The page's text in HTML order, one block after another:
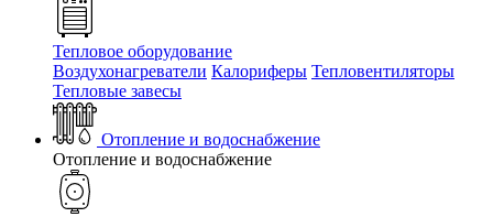
Тепловое оборудование
Воздухонагреватели Калориферы Тепловентиляторы
Тепловые завесы
Отопление и водоснабжение
Отопление и водоснабжение